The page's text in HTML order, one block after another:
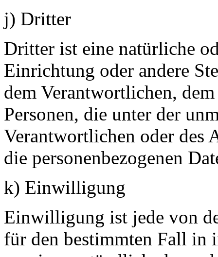
j) Dritter
Dritter ist eine natürliche
Einrichtung oder andere
dem Verantwortlichen,
Personen, die unter der
Verantwortlichen oder des
die personenbezogenen
k) Einwilligung
Einwilligung ist jede von
für den bestimmten Fall in